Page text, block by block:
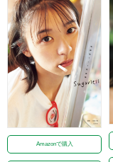
Amazonで購入